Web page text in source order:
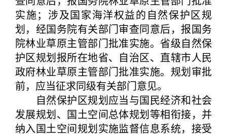
实施；涉及国家海洋权益的自然保护区规
划，经国务院有关部门审查同意后，报国务
院林业草原主管部门批准实施。省级自然保
护区规划报所在地省、自治区、直辖市人民
政府林业草原主管部门批准实施。规划审批
前，应当征求同级有关部门意见。
自然保护区规划应当与国民经济和社会
发展规划、国土空间总体规划等相衔接，并
纳入国土空间规划实施监督信息系统，接受